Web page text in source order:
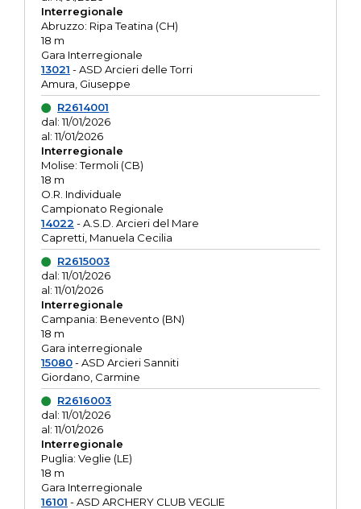
Interregionale
Abruzzo: Ripa Teatina (CH)
18 m
Gara Interregionale
13021 - ASD Arcieri delle Torri
Amura, Giuseppe
R2614001
dal: 11/01/2026
al: 11/01/2026
Interregionale
Molise: Termoli (CB)
18 m
O.R. Individuale
Campionato Regionale
14022 - A.S.D. Arcieri del Mare
Capretti, Manuela Cecilia
R2615003
dal: 11/01/2026
al: 11/01/2026
Interregionale
Campania: Benevento (BN)
18 m
Gara interregionale
15080- ASD Arcieri Sanniti
Giordano, Carmine
R2616003
dal: 11/01/2026
al: 11/01/2026
Interregionale
Puglia: Veglie (LE)
18 m
Gara Interregionale
16101 - ASD ARCHERY CLUB VEGLIE